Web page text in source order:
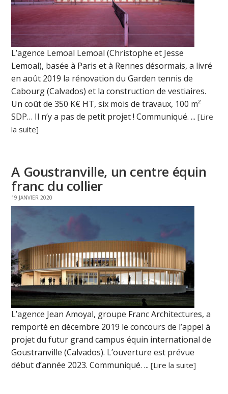
L’agence Lemoal Lemoal (Christophe et Jesse
Lemoal), basée à Paris et à Rennes désormais, a livré
en août 2019 la rénovation du Garden tennis de
Cabourg (Calvados) et la construction de vestiaires.
Un coût de 350 K€ HT, six mois de travaux, 100 m²
SDP… Il n’y a pas de petit projet ! Communiqué. ...[Lire
la suite]
A Goustranville, un centre équin
franc du collier
19 JANVIER 2020
L’agence Jean Amoyal, groupe Franc Architectures, a
remporté en décembre 2019 le concours de l’appel à
projet du futur grand campus équin international de
Goustranville (Calvados). L’ouverture est prévue
début d’année 2023. Communiqué. ...[Lire la suite]